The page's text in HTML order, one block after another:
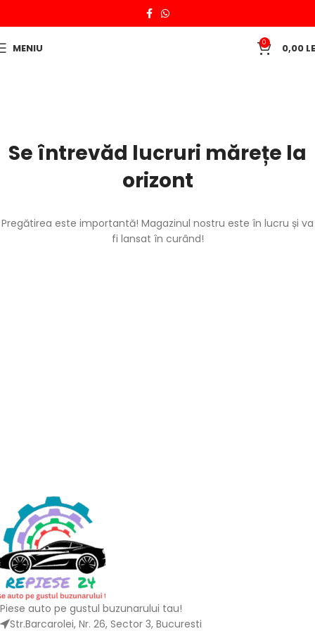
MENIU 0 0,00
Se întrevăd lucruri mărețe la
orizont
Pregătirea este importantă! Magazinul nostru este în lucru și va
fi lansat în curând!
Piese auto pe gustul buzunarului tau!
Str.Barcarolei, Nr. 26, Sector 3, Bucuresti